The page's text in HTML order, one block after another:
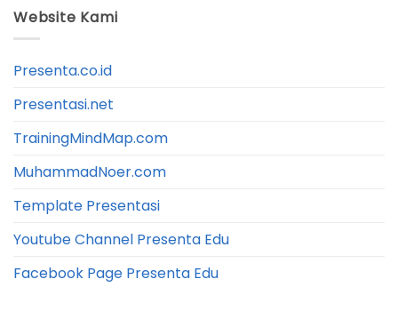
Website Kami
Presenta.co.id
Presentasi.net
TrainingMindMap.com
MuhammadNoer.com
Template Presentasi
Youtube Channel Presenta Edu
Facebook Page Presenta Edu